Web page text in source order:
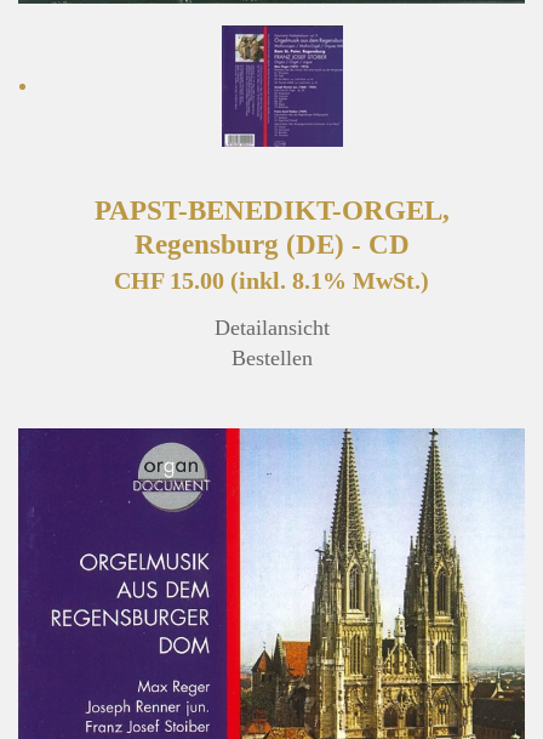
PAPST-BENEDIKT-ORGEL,
Regensburg (DE) - CD
CHF 15.00 (inkl. 8.1% MwSt.)
Detailansicht
Bestellen